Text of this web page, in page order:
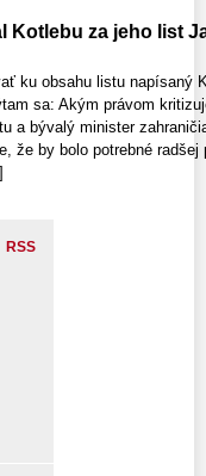
Kotlebu za jeho list
ku obsahu listu napísaný
sa: Akým právom
a bývalý minister
že by bolo potrebné radšej
RSS